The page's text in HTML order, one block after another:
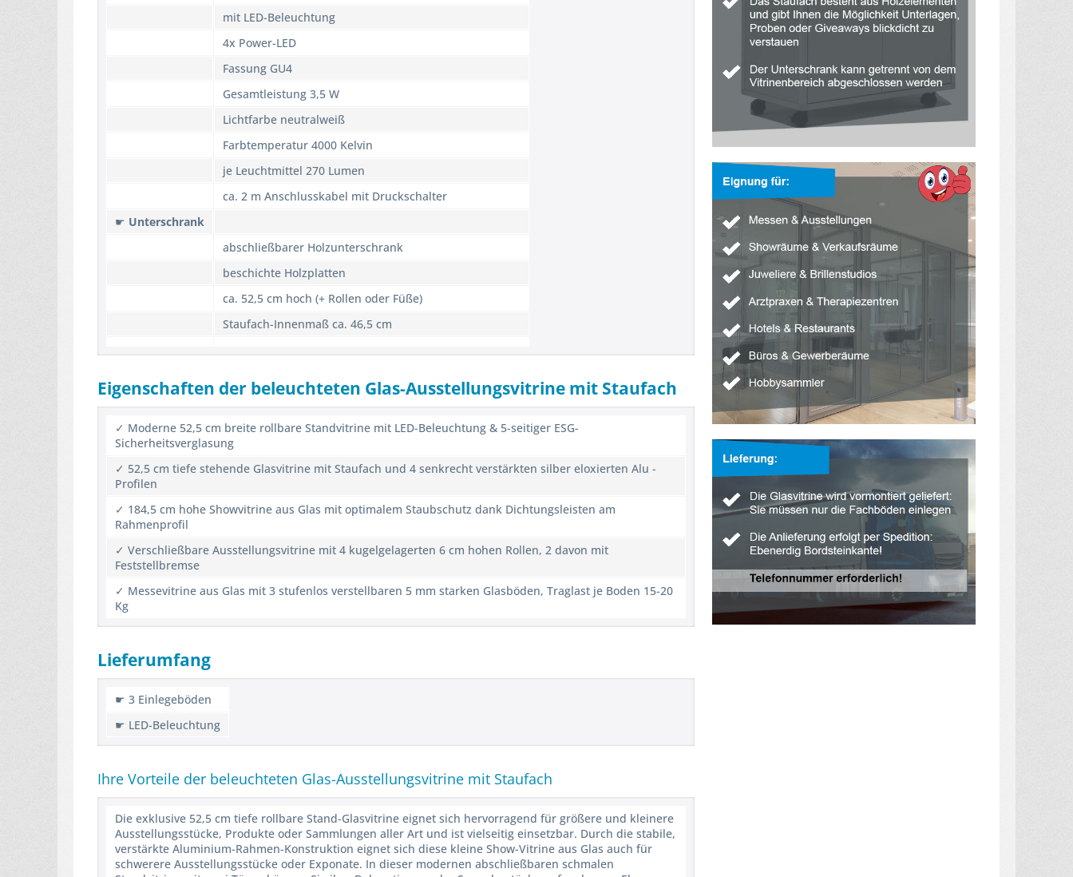
mit LED-Beleuchtung
4x Power-LED
Fassung GU4
Gesamtleistung 3,5 W
Lichtfarbe neutralweiß
Farbtemperatur 4000 Kelvin
je Leuchtmittel 270 Lumen
ca. 2 m Anschlusskabel mit Druckschalter
☛ Unterschrank
abschließbarer Holzunterschrank
beschichte Holzplatten
ca. 52,5 cm hoch (+ Rollen oder Füße)
Staufach-Innenmaß ca. 46,5 cm
Eigenschaften der beleuchteten Glas-Ausstellungsvitrine mit Staufach
✓ Moderne 52,5 cm breite rollbare Standvitrine mit LED-Beleuchtung & 5-seitiger ESG-
Sicherheitsverglasung
✓ 52,5 cm tiefe stehende Glasvitrine mit Staufach und 4 senkrecht verstärkten silber eloxierten Alu -
Profilen
✓ 184,5 cm hohe Showvitrine aus Glas mit optimalem Staubschutz dank Dichtungsleisten am
Rahmenprofil
✓ Verschließbare Ausstellungsvitrine mit 4 kugelgelagerten 6 cm hohen Rollen, 2 davon mit
Feststellbremse
✓ Messevitrine aus Glas mit 3 stufenlos verstellbaren 5 mm starken Glasböden, Traglast je Boden 15-20
Kg
Lieferumfang
☛ 3 Einlegeböden
☛ LED-Beleuchtung
Ihre Vorteile der beleuchteten Glas-Ausstellungsvitrine mit Staufach
Die exklusive 52,5 cm tiefe rollbare Stand-Glasvitrine eignet sich hervorragend für größere und kleinere
Ausstellungsstücke, Produkte oder Sammlungen aller Art und ist vielseitig einsetzbar. Durch die stabile,
verstärkte Aluminium-Rahmen-Konstruktion eignet sich diese kleine Show-Vitrine aus Glas auch für
schwerere Ausstellungsstücke oder Exponate. In dieser modernen abschließbaren schmalen